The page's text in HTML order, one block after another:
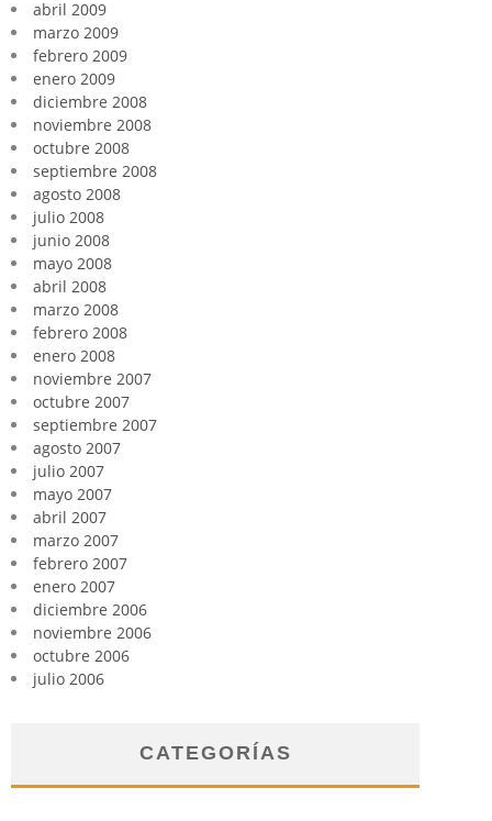
abril 2009
marzo 2009
febrero 2009
enero 2009
diciembre 2008
noviembre 2008
octubre 2008
septiembre 2008
agosto 2008
julio 2008
junio 2008
mayo 2008
abril 2008
marzo 2008
febrero 2008
enero 2008
noviembre 2007
octubre 2007
septiembre 2007
agosto 2007
julio 2007
mayo 2007
abril 2007
marzo 2007
febrero 2007
enero 2007
diciembre 2006
noviembre 2006
octubre 2006
julio 2006
CATEGORÍAS